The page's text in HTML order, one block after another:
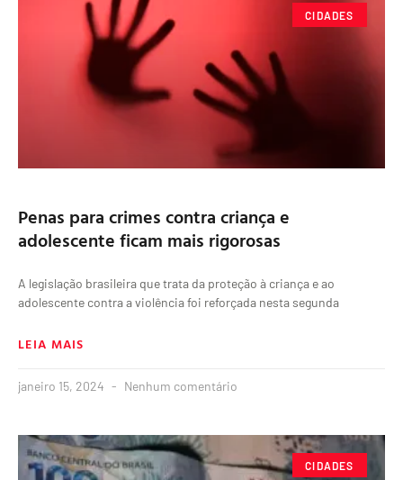
CIDADES
Penas para crimes contra criança e
adolescente ficam mais rigorosas
A legislação brasileira que trata da proteção à criança e ao
adolescente contra a violência foi reforçada nesta segunda
LEIA MAIS
janeiro 15, 2024 Nenhum comentário
CIDADES